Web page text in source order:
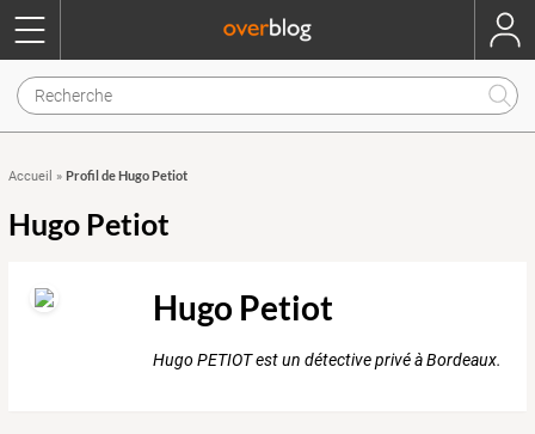
Accueil » Profil de Hugo Petiot
Hugo Petiot
Hugo Petiot
Hugo PETIOT est un détective privé à Bordeaux.